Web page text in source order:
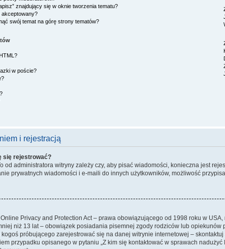
znajdujący się w oknie tworzenia tematu?
akceptowany?
swój temat na górę strony tematów?
w poście?
i rejestracją
się rejestrować?
od administratora witryny zależy czy, aby pisać wiadomości, konieczna jest
prywatnych wiadomości i e-maili do innych użytkowników, możliwość
Privacy and Protection Act – prawa obowiązującego od 1998 roku w
niż 13 lat – obowiązek posiadania pisemnej zgody rodziców lub
próbującego zarejestrować się na danej witrynie internetowej –
przypadku opisanego w pytaniu „Z kim się kontaktować w sprawach